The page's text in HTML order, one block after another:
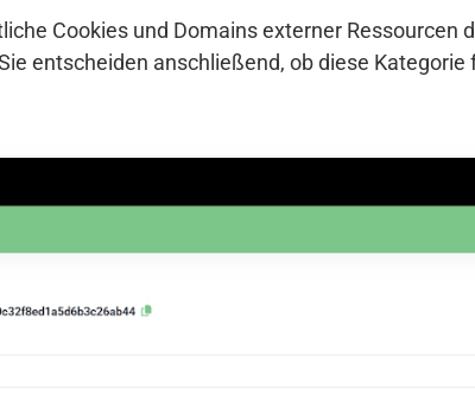
Cookies und Domains externer Ressourcen
entscheiden anschließend, ob diese Kategorie